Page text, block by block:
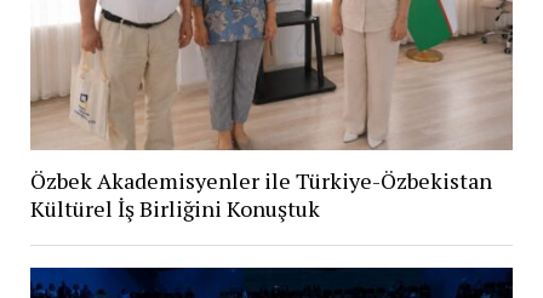
Özbek Akademisyenler ile Türkiye-Özbekistan
Kültürel İş Birliğini Konuştuk